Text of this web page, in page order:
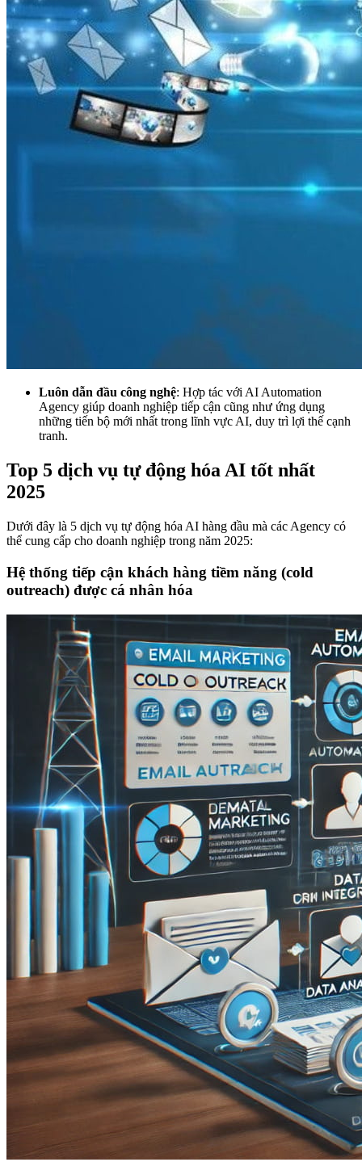
Luôn dẫn đầu công nghệ: Hợp tác với AI Automation
Agency giúp doanh nghiệp tiếp cận cũng như ứng dụng
những tiến bộ mới nhất trong lĩnh vực AI, duy trì lợi thế cạnh
tranh.
Top 5 dịch vụ tự động hóa AI tốt nhất
2025
Dưới đây là 5 dịch vụ tự động hóa AI hàng đầu mà các Agency có
thể cung cấp cho doanh nghiệp trong năm 2025:
Hệ thống tiếp cận khách hàng tiềm năng (cold
outreach) được cá nhân hóa